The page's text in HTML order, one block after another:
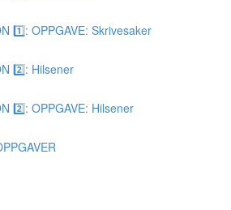
1️⃣: OPPGAVE: Skrivesaker
2️⃣: Hilsener
2️⃣: OPPGAVE: Hilsener